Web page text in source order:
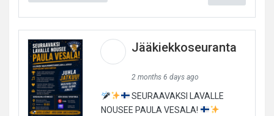
Jääkiekkoseuranta
2 months 6 days ago
SEURAAVAKSI LAVALLE
NOUSEE PAULA VESALA!